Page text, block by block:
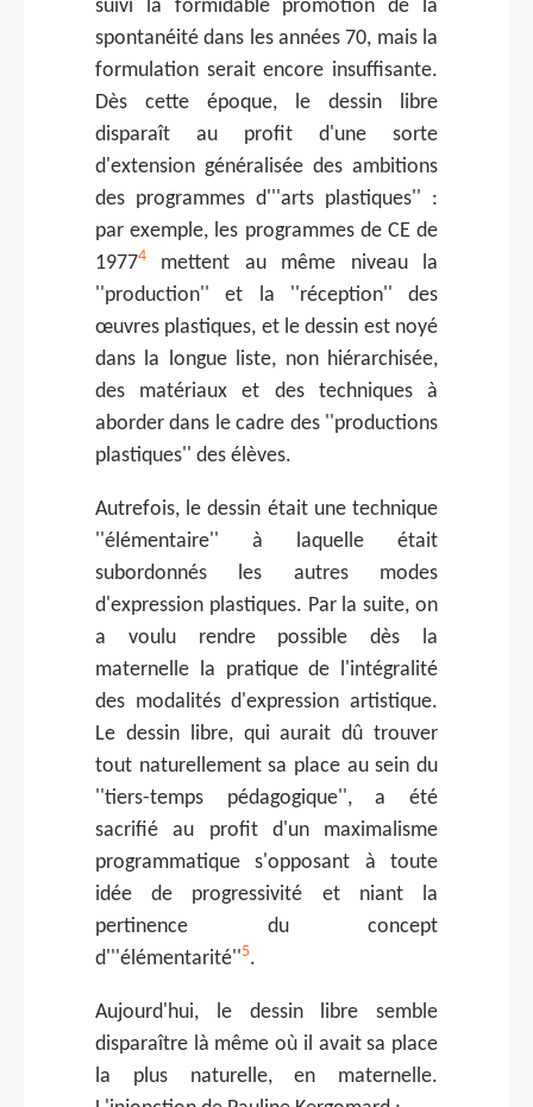
suivi la formidable promotion de la
spontanéité dans les années 70, mais la
formulation serait encore insuffisante.
Dès cette époque, le dessin libre
disparaît au profit d'une sorte
d'extension généralisée des ambitions
des programmes d'''arts plastiques'' :
par exemple, les programmes de CE de
19774
mettent au même niveau la
''production'' et la ''réception'' des
œuvres plastiques, et le dessin est noyé
dans la longue liste, non hiérarchisée,
des matériaux et des techniques à
aborder dans le cadre des ''productions
plastiques'' des élèves.
Autrefois, le dessin était une technique
''élémentaire'' à laquelle était
subordonnés les autres modes
d'expression plastiques. Par la suite, on
a voulu rendre possible dès la
maternelle la pratique de l'intégralité
des modalités d'expression artistique.
Le dessin libre, qui aurait dû trouver
tout naturellement sa place au sein du
''tiers-temps pédagogique'', a été
sacrifié au profit d'un maximalisme
programmatique s'opposant à toute
idée de progressivité et niant la
pertinence du concept
d'''élémentarité''5.
Aujourd'hui, le dessin libre semble
disparaître là même où il avait sa place
la plus naturelle, en maternelle.